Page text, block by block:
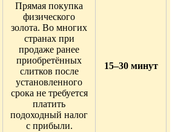
Прямая покупка
физического
золота. Во многих
странах при
продаже ранее
приобретённых
слитков после
установленного
срока не требуется
платить
подоходный налог
с прибыли.
15–30 минут